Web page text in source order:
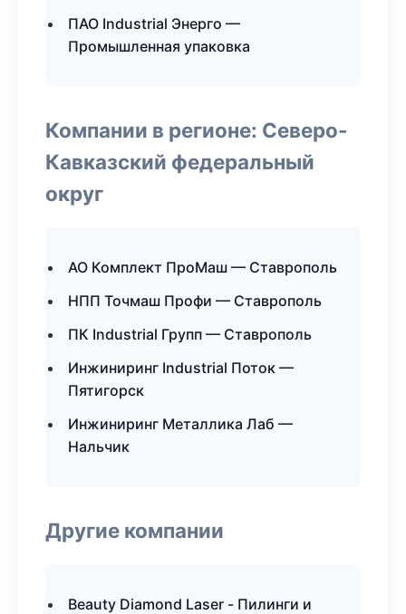
ПАО Industrial Энерго —
Промышленная упаковка
Компании в регионе: Северо-
Кавказский федеральный
округ
АО Комплект ПроМаш — Ставрополь
НПП Точмаш Профи — Ставрополь
ПК Industrial Групп — Ставрополь
Инжиниринг Industrial Поток —
Пятигорск
Инжиниринг Металлика Лаб —
Нальчик
Другие компании
Beauty Diamond Laser - Пилинги и